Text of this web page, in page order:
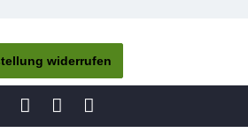
widerrufen